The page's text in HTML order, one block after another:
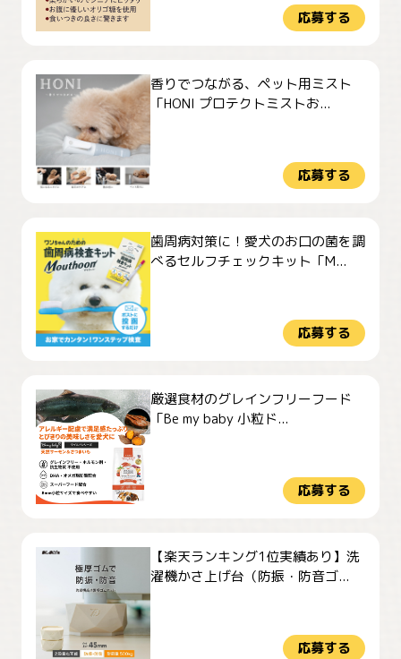
応募する
香りでつながる、ペット用ミスト
「HONI プロテクトミストお...
応募する
歯周病対策に！愛犬のお口の菌を調
べるセルフチェックキット「M...
応募する
厳選食材のグレインフリーフード
「Be my baby 小粒ド...
応募する
【楽天ランキング1位実績あり】洗
濯機かさ上げ台（防振・防音ゴ...
応募する